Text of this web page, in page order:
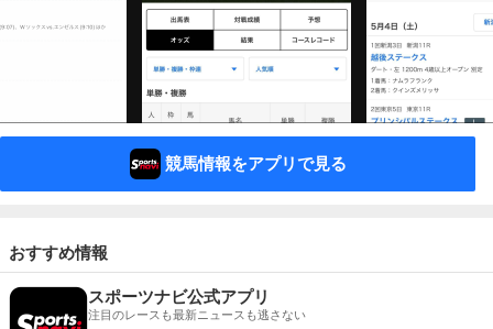
競馬情報をアプリで見る
おすすめ情報
スポーツナビ公式アプリ
注目のレースも最新ニュースも逃さない